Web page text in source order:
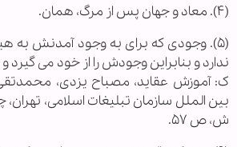
(۴). معاد و جهان پس از مرگ، همان.
(۵). وجودی که برای به وجود آمدنش به
ندارد و بنابراین وجودش را از خود می
ک: آموزش عقاید، مصباح یزدی،
ش، ص ۵۷.